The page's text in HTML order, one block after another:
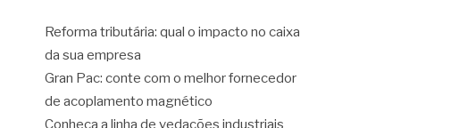
Reforma tributária: qual o impacto no caixa
da sua empresa
Gran Pac: conte com o melhor fornecedor
de acoplamento magnético
Conheça a linha de vedações industriais